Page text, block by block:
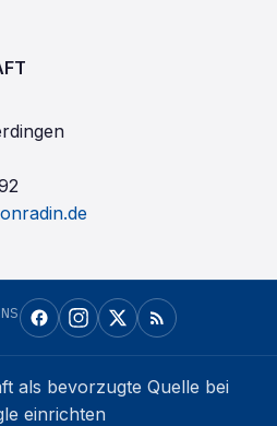
als bevorzugte Quelle bei
einrichten